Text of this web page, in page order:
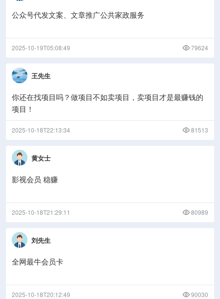
公众号代发文案、文章推广公共家政服务
2025-10-19T05:08:49 79624
王先生
你还在找项目吗？做项目不如卖项目，卖项目才是最赚钱的
项目！
2025-10-18T22:13:34 81513
黄女士
影视会员 稳赚
2025-10-18T21:29:11 80989
刘先生
全网最牛会员卡
2025-10-18T20:12:49 90030